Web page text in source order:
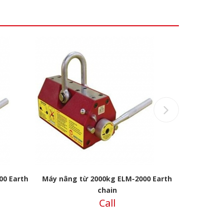
Earth
Máy nâng từ 2000kg ELM-2000 Earth
chain
Call
Next